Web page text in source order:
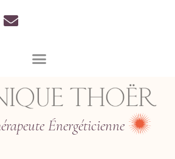
Énergéticienne